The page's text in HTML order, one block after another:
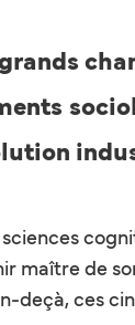
maître de
ces